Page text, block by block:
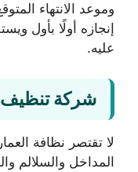
وموعد الانتهاء
إنجازه أولًا بأول
عليه.
شركة تنظيف
لا تقتصر نظافة
المداخل والسلالم